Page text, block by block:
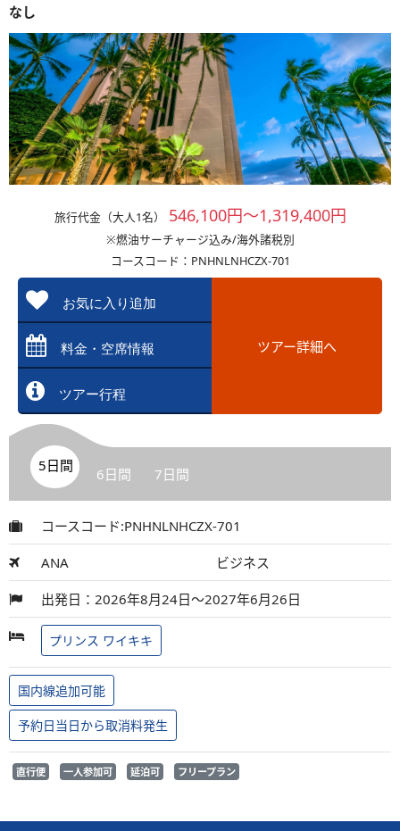
なし
旅行代金（大人1名） 546,100円～1,319,400円
※燃油サーチャージ込み/海外諸税別
コースコード：PNHNLNHCZX-701
お気に入り追加
料金・空席情報
ツアー行程
ツアー詳細へ
5日間 6日間 7日間
コースコード:PNHNLNHCZX-701
ANA ビジネス
出発日：2026年8月24日～2027年6月26日
プリンス ワイキキ
国内線追加可能
予約日当日から取消料発生
直行便 一人参加可 延泊可 フリープラン